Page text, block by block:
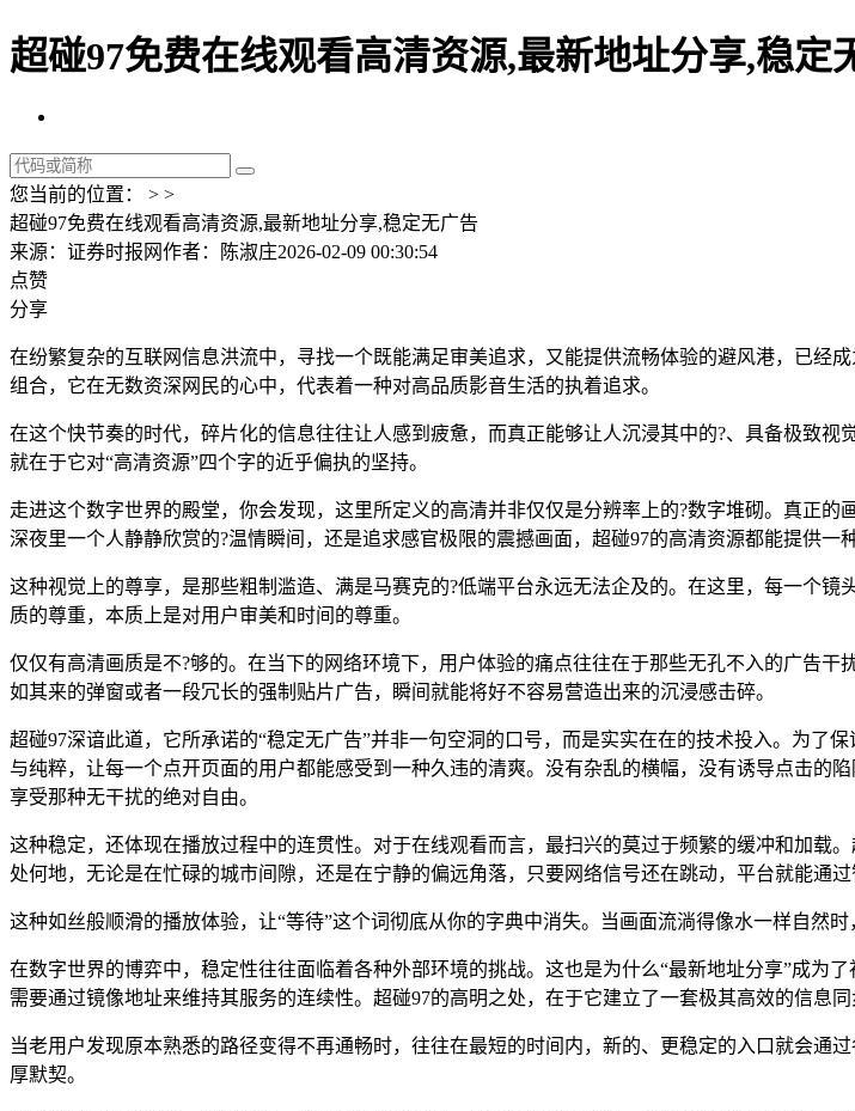
超碰97免费在线观看高清资源,最新地址分享,稳定
您当前的位置： > >
超碰97免费在线观看高清资源,最新地址分享,稳定无广告
来源：证券时报网作者：陈淑庄2026-02-09 00:30:54
点赞
分享
在纷繁复杂的互联网信息洪流中，寻找一个既能满足审美追求，又能提供流畅体验的避风港，已经
组合，它在无数资深网民的心中，代表着一种对高品质影音生活的执着追求。
在这个快节奏的时代，碎片化的信息往往让人感到疲惫，而真正能够让人沉浸其中的?、具备极致
就在于它对“高清资源”四个字的近乎偏执的坚持。
走进这个数字世界的殿堂，你会发现，这里所定义的高清并非仅仅是分辨率上的?数字堆砌。真正
深夜里一个人静静欣赏的?温情瞬间，还是追求感官极限的震撼画面，超碰97的高清资源都能提供一种
这种视觉上的尊享，是那些粗制滥造、满是马赛克的?低端平台永远无法企及的。在这里，每一个
质的尊重，本质上是对用户审美和时间的尊重。
仅仅有高清画质是不?够的。在当下的网络环境下，用户体验的痛点往往在于那些无孔不入的广告
如其来的弹窗或者一段冗长的强制贴片广告，瞬间就能将好不容易营造出来的沉浸感击碎。
超碰97深谙此道，它所承诺的“稳定无广告”并非一句空洞的口号，而是实实在在的技术投入。为了
与纯粹，让每一个点开页面的用户都能感受到一种久违的清爽。没有杂乱的横幅，没有诱导点击的
享受那种无干扰的绝对自由。
这种稳定，还体现在播放过程中的连贯性。对于在线观看而言，最扫兴的莫过于频繁的缓冲和加载
处何地，无论是在忙碌的城市间隙，还是在宁静的偏远角落，只要网络信号还在跳动，平台就能通
这种如丝般顺滑的播放体验，让“等待”这个词彻底从你的字典中消失。当画面流淌得像水一样自然
在数字世界的博弈中，稳定性往往面临着各种外部环境的挑战。这也是为什么“最新地址分享”成为
需要通过镜像地址来维持其服务的连续性。超碰97的高明之处，在于它建立了一套极其高效的信息同
当老用户发现原本熟悉的路径变得不再通畅时，往往在最短的时间内，新的、更稳定的入口就会通
厚默契。